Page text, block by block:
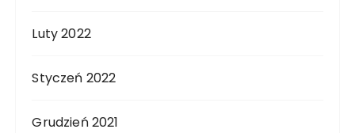
Luty 2022
Styczeń 2022
Grudzień 2021